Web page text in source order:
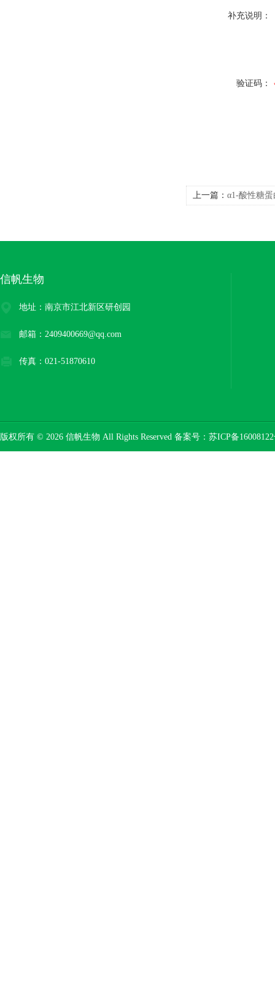
补充说明：
验证码：
上一篇： α1-酸性糖
信帆生物
地址：南京市江北新区研创园
邮箱：2409400669@qq.com
传真：021-51870610
版权所有 © 2026 信帆生物 All Rights Reserved 备案号： 苏ICP备